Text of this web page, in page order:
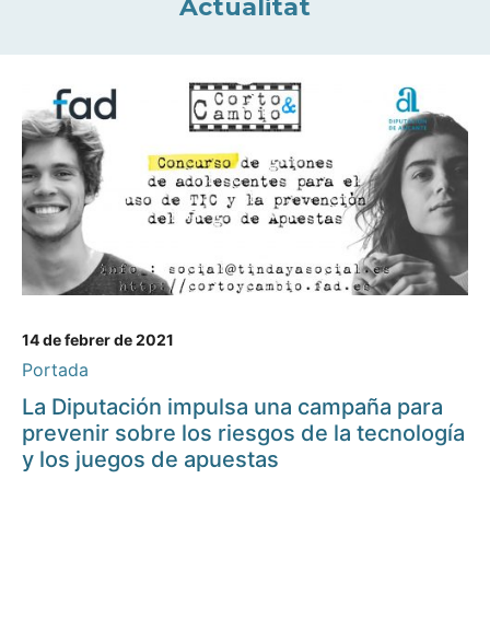
Actualitat
14 de febrer de 2021
Portada
La Diputación impulsa una campaña para
prevenir sobre los riesgos de la tecnología
y los juegos de apuestas